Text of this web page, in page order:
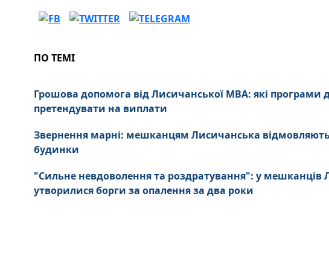
ПО ТЕМІ
Грошова допомога від Лисичанської МВА: які програми
претендувати на виплати
Звернення марні: мешканцям Лисичанська
будинки
"Сильне невдоволення та роздратування": у мешканців
утворилися борги за опалення за два роки